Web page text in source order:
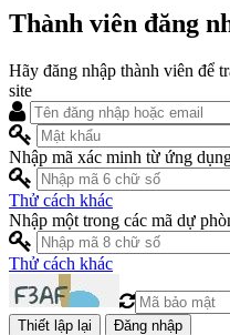
Thành viên đăng
Hãy đăng nhập thành viên để
site
Nhập mã xác minh từ ứng
Thử cách khác
Nhập một trong các mã dự
Thử cách khác
Đăng nhập